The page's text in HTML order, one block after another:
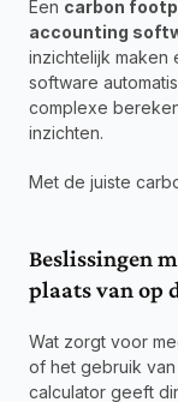
Een carbon
accounting
inzichtelijk maken
software
complexe
inzichten.
Met de juiste
Beslissingen
plaats van op
Wat zorgt voor
of het gebruik
calculator geeft